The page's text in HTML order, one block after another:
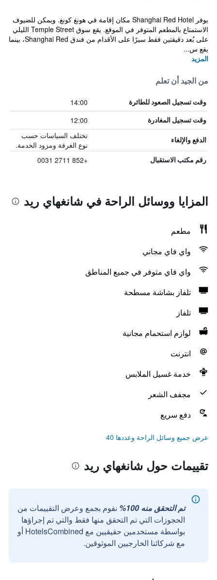
يوفر Shanghai Red Hotel مكان إقامة في هونغ كونغ. ويمكن للضيوف
الاستمتاع بالمطعم المتوفر في الموقع. يقع سوق Temple Street الليلي
على بُعد دقيقتين فقط سيرًا على الأقدام من فندق Shanghai Red، بينما
يقع س...
المزيد
من الجيد أن تعلم
وقت تسجيل الصعود للطائرة 14:00
وقت تسجيل المغادرة 12:00
الدفع والإلغاء
تختلف السياسات حسب
نوع الغرفة ومزود الخدمة.
رقم مكتب الاستقبال +852 2711 0031
المزايا ووسائل الراحة في شانغهاي ريد
مطعم
واي فاي مجاني
واي فاي متوفر في جميع المناطق
تلفاز بشاشة مسطحة
تلفاز
لوازم استحمام مجانية
انترنت
خدمة غسيل الملابس
مجفف الشعر
دفع سريع
عرض جميع وسائل الراحة وعددها 40
تقييمات حول شانغهاي ريد
تم التحقق منه 100%
نقوم بجمع وعرض التقييمات من
الحجوزات التي تم التحقق منها فقط والتي تم إجراؤها
بواسطة مستخدمين حقيقيين مع HotelsCombined أو
مع شركائنا الخارجيين الموثوقين.